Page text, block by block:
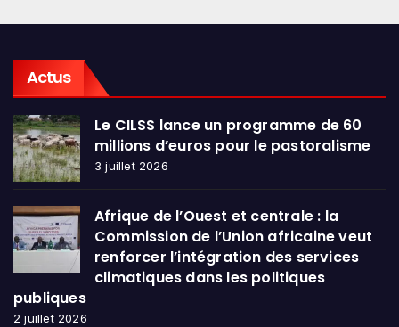
Actus
Le CILSS lance un programme de 60
millions d’euros pour le pastoralisme
3 juillet 2026
Afrique de l’Ouest et centrale : la
Commission de l’Union africaine veut
renforcer l’intégration des services
climatiques dans les politiques
publiques
2 juillet 2026